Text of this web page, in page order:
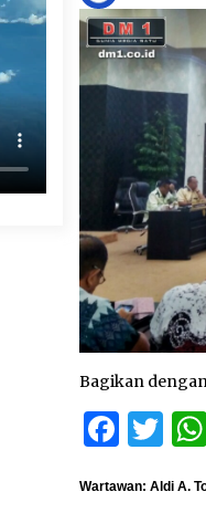
Bagikan
Wartawan: Aldi A.